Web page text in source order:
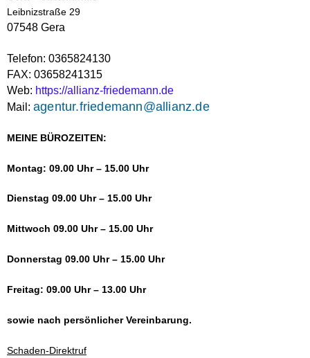
Leibnizstraße 29
07548 Gera
Telefon: 0365824130
FAX: 03658241315
Web: https://allianz-friedemann.de
Mail: agentur.friedemann@allianz.de
MEINE BÜROZEITEN:
Montag: 09.00 Uhr – 15.00 Uhr
Dienstag 09.00 Uhr – 15.00 Uhr
Mittwoch 09.00 Uhr – 15.00 Uhr
Donnerstag 09.00 Uhr – 15.00 Uhr
Freitag: 09.00 Uhr – 13.00 Uhr
sowie nach persönlicher Vereinbarung.
Schaden-Direktruf